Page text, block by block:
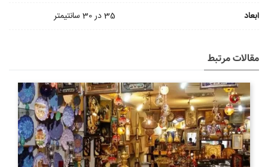
ابعاد 35 در 30 سانتیمتر
مقالات مرتبط